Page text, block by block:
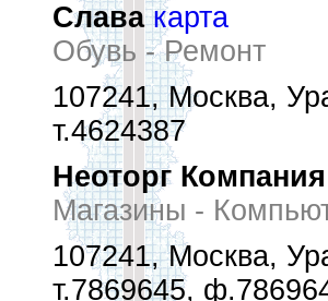
Слава карта
Обувь - Ремонт
107241, Москва,
т.4624387
Неоторг Компания
Магазины -
107241, Москва,
т.7869645,